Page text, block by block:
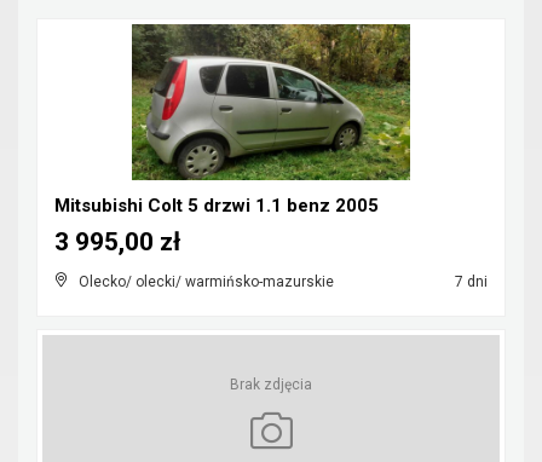
Mitsubishi Colt 5 drzwi 1.1 benz 2005
Olecko/ olecki/ warmińsko-mazurskie 7 dni
3 995,00 zł
Brak zdjęcia